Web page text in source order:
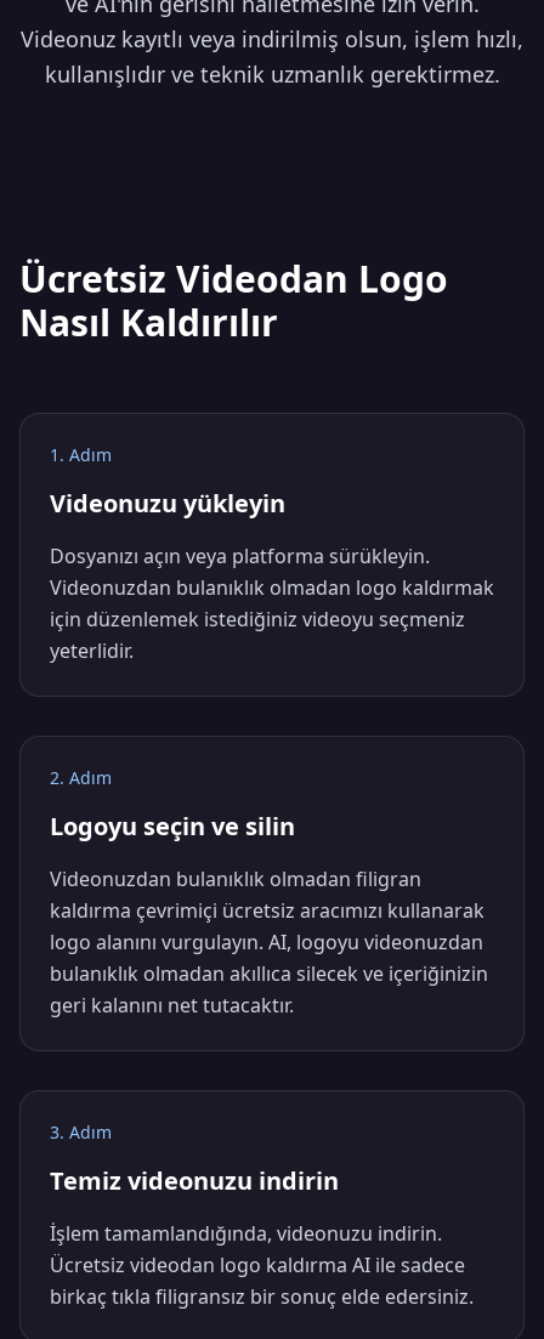
Videonuz kayıtlı veya indirilmiş olsun, işlem hızlı,
kullanışlıdır ve teknik uzmanlık gerektirmez.
Ücretsiz Videodan Logo
Nasıl Kaldırılır
1. Adım
Videonuzu yükleyin
Dosyanızı açın veya platforma sürükleyin.
Videonuzdan bulanıklık olmadan logo kaldırmak
için düzenlemek istediğiniz videoyu seçmeniz
yeterlidir.
2. Adım
Logoyu seçin ve silin
Videonuzdan bulanıklık olmadan filigran
kaldırma çevrimiçi ücretsiz aracımızı kullanarak
logo alanını vurgulayın. AI, logoyu videonuzdan
bulanıklık olmadan akıllıca silecek ve içeriğinizin
geri kalanını net tutacaktır.
3. Adım
Temiz videonuzu indirin
İşlem tamamlandığında, videonuzu indirin.
Ücretsiz videodan logo kaldırma AI ile sadece
birkaç tıkla filigransız bir sonuç elde edersiniz.